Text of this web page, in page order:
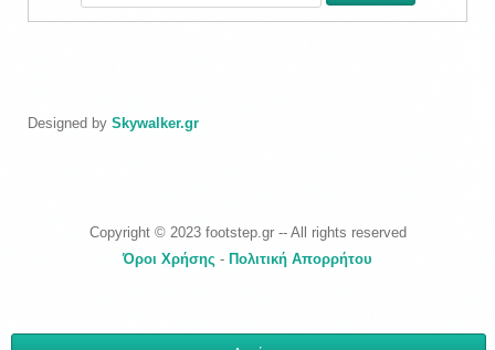
Designed by Skywalker.gr
Copyright © 2023 footstep.gr -- All rights reserved
Όροι Χρήσης - Πολιτική Απορρήτου